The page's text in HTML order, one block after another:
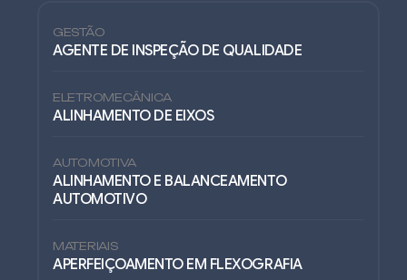
GESTÃO
AGENTE DE INSPEÇÃO DE QUALIDADE
ELETROMECÂNICA
ALINHAMENTO DE EIXOS
AUTOMOTIVA
ALINHAMENTO E BALANCEAMENTO
AUTOMOTIVO
MATERIAIS
APERFEIÇOAMENTO EM FLEXOGRAFIA